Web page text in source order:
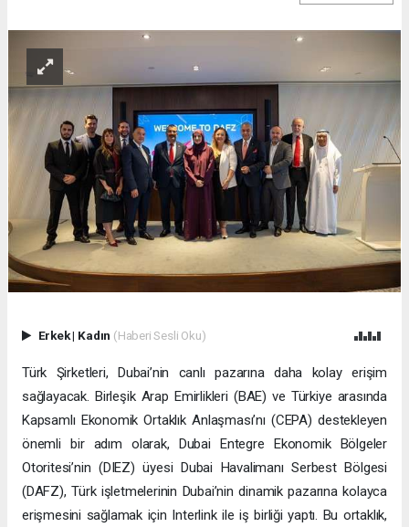
Erkek| Kadın (Haberi Sesli Oku)
Türk Şirketleri, Dubai’nin canlı pazarına daha kolay erişim
sağlayacak. Birleşik Arap Emirlikleri (BAE) ve Türkiye arasında
Kapsamlı Ekonomik Ortaklık Anlaşması’nı (CEPA) destekleyen
önemli bir adım olarak, Dubai Entegre Ekonomik Bölgeler
Otoritesi’nin (DIEZ) üyesi Dubai Havalimanı Serbest Bölgesi
(DAFZ), Türk işletmelerinin Dubai’nin dinamik pazarına kolayca
erişmesini sağlamak için Interlink ile iş birliği yaptı. Bu ortaklık,